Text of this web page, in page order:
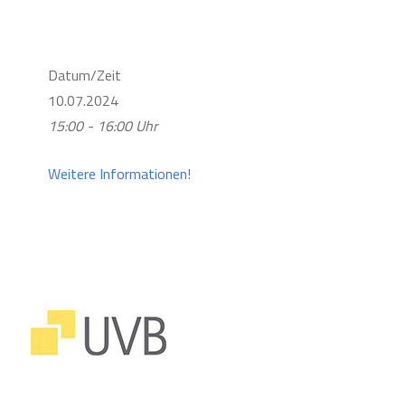
Datum/Zeit
10.07.2024
15:00 - 16:00 Uhr
Weitere Informationen!